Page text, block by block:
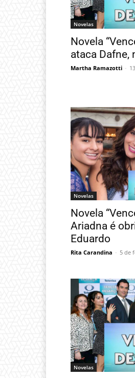
Novelas
Novela
ataca Dafne,
Martha Ramazotti -
Novelas
Novela
Ariadna é
Eduardo
Rita Carandina - 5 de
Novelas